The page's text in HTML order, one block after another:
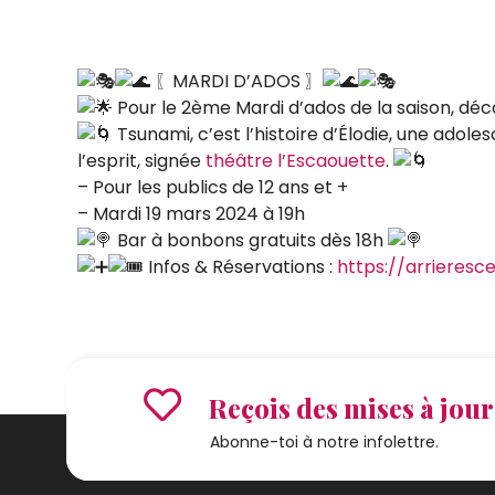
〖MARDI D’ADOS 〗
Pour le 2ème Mardi d’ados de la saison,
Tsunami, c’est l’histoire d’Élodie, une
l’esprit, signée théâtre l’Escaouette.
– Pour les publics de 12 ans et +
– Mardi 19 mars 2024 à 19h
Bar à bonbons gratuits dès 18h
Infos & Réservations : https://
Reçois des mises à
Abonne-toi à notre infolettre.